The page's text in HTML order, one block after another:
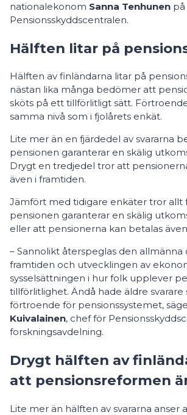
nationalekonom Sanna Tenhunen på
Pensionsskyddscentralen.
Hälften litar på
Hälften av finländarna litar på
nästan lika många bedömer att
sköts på ett tillförlitligt sätt.
samma nivå som i fjolårets enkät.
Lite mer än en fjärdedel av svararna
pensionen garanterar en skälig
Drygt en tredjedel tror att
även i framtiden.
Jämfört med tidigare enkäter tror allt
pensionen garanterar en skälig
eller att pensionerna kan betalas
– Sannolikt återspeglas den
framtiden och utvecklingen av
sysselsättningen i hur folk upplever
tillförlitlighet. Ändå hade äldre svarare
förtroende för pensionssystemet,
Kuivalainen, chef för
forskningsavdelning.
Drygt hälften av
att pensionsreformen
Lite mer än hälften av svararna anser